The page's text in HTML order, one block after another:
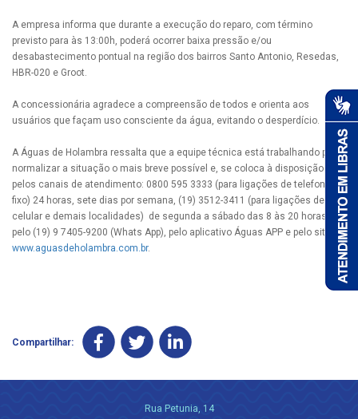
A empresa informa que durante a execução do reparo, com término
previsto para às 13:00h, poderá ocorrer baixa pressão e/ou
desabastecimento pontual na região dos bairros Santo Antonio, Resedas,
HBR-020 e Groot.
A concessionária agradece a compreensão de todos e orienta aos
usuários que façam uso consciente da água, evitando o desperdício.
A Águas de Holambra ressalta que a equipe técnica está trabalhando para
normalizar a situação o mais breve possível e, se coloca à disposição
pelos canais de atendimento: 0800 595 3333 (para ligações de telefones
fixo) 24 horas, sete dias por semana, (19) 3512-3411 (para ligações de
celular e demais localidades) de segunda a sábado das 8 às 20 horas,
pelo (19) 9 7405-9200 (Whats App), pelo aplicativo Águas APP e pelo site
www.aguasdeholambra.com.br.
Compartilhar:
Rua Petunia, 14